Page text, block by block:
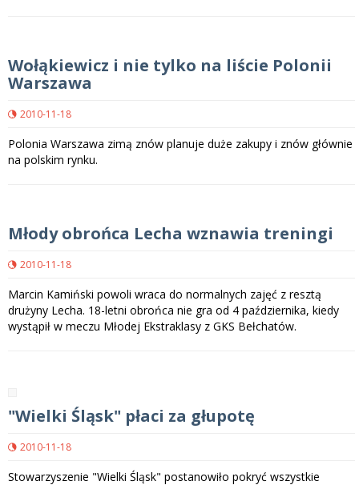
Wołąkiewicz i nie tylko na liście Polonii
Warszawa
2010-11-18
Polonia Warszawa zimą znów planuje duże zakupy i znów głównie
na polskim rynku.
Młody obrońca Lecha wznawia treningi
2010-11-18
Marcin Kamiński powoli wraca do normalnych zajęć z resztą
drużyny Lecha. 18-letni obrońca nie gra od 4 października, kiedy
wystąpił w meczu Młodej Ekstraklasy z GKS Bełchatów.
"Wielki Śląsk" płaci za głupotę
2010-11-18
Stowarzyszenie "Wielki Śląsk" postanowiło pokryć wszystkie